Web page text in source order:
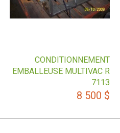
CONDITIONNEMENT
EMBALLEUSE MULTIVAC R
7113
8 500 $